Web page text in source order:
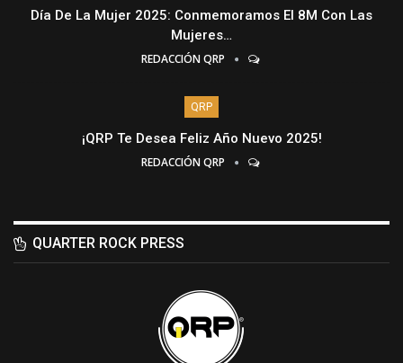
Día De La Mujer 2025: Conmemoramos El 8M Con Las
Mujeres…
REDACCIÓN QRP
QRP
¡QRP Te Desea Feliz Año Nuevo 2025!
REDACCIÓN QRP
QUARTER ROCK PRESS